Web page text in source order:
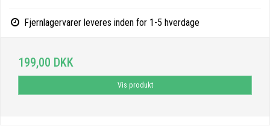
Fjernlagervarer leveres inden for 1-5 hverdage
199,00 DKK
Vis produkt